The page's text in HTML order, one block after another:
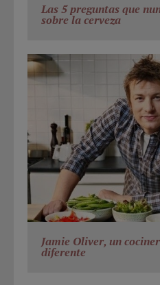
Las 5 preguntas que
sobre la cerveza
Jamie Oliver, un
diferente